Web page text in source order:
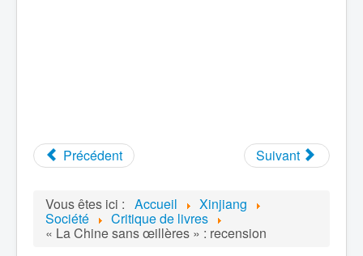
Précédent Suivant
Vous êtes ici : Accueil Xinjiang
Société Critique de livres
« La Chine sans œillères » : recension